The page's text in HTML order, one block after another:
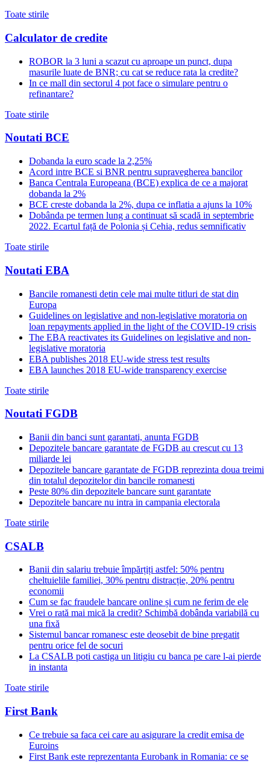
Toate stirile
Calculator de credite
ROBOR la 3 luni a scazut cu aproape un punct, dupa
masurile luate de BNR; cu cat se reduce rata la credite?
In ce mall din sectorul 4 pot face o simulare pentru o
refinantare?
Toate stirile
Noutati BCE
Dobanda la euro scade la 2,25%
Acord intre BCE si BNR pentru supravegherea bancilor
Banca Centrala Europeana (BCE) explica de ce a majorat
dobanda la 2%
BCE creste dobanda la 2%, dupa ce inflatia a ajuns la 10%
Dobânda pe termen lung a continuat să scadă in septembrie
2022. Ecartul față de Polonia și Cehia, redus semnificativ
Toate stirile
Noutati EBA
Bancile romanesti detin cele mai multe titluri de stat din
Europa
Guidelines on legislative and non-legislative moratoria on
loan repayments applied in the light of the COVID-19 crisis
The EBA reactivates its Guidelines on legislative and non-
legislative moratoria
EBA publishes 2018 EU-wide stress test results
EBA launches 2018 EU-wide transparency exercise
Toate stirile
Noutati FGDB
Banii din banci sunt garantati, anunta FGDB
Depozitele bancare garantate de FGDB au crescut cu 13
miliarde lei
Depozitele bancare garantate de FGDB reprezinta doua treimi
din totalul depozitelor din bancile romanesti
Peste 80% din depozitele bancare sunt garantate
Depozitele bancare nu intra in campania electorala
Toate stirile
CSALB
Banii din salariu trebuie împărțiți astfel: 50% pentru
cheltuielile familiei, 30% pentru distracție, 20% pentru
economii
Cum se fac fraudele bancare online și cum ne ferim de ele
Vrei o rată mai mică la credit? Schimbă dobânda variabilă cu
una fixă
Sistemul bancar romanesc este deosebit de bine pregatit
pentru orice fel de socuri
La CSALB poti castiga un litigiu cu banca pe care l-ai pierde
in instanta
Toate stirile
First Bank
Ce trebuie sa faca cei care au asigurare la credit emisa de
Euroins
First Bank este reprezentanta Eurobank in Romania: ce se